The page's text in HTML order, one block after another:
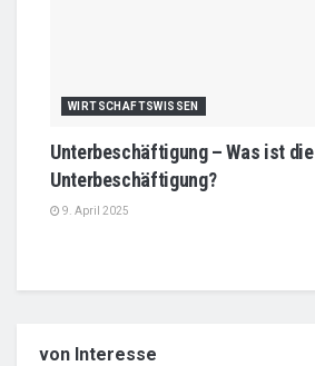
WIRTSCHAFTSWISSEN
Unterbeschäftigung – Was ist die
Unterbeschäftigung?
9. April 2025
von Interesse